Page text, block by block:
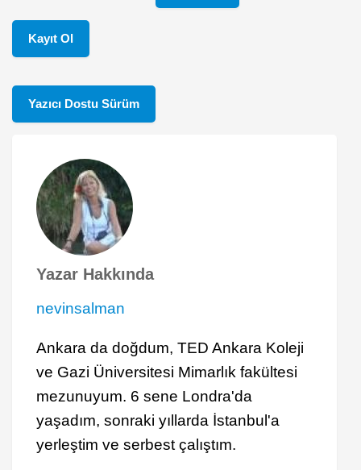
Kayıt Ol
Yazıcı Dostu Sürüm
Yazar Hakkında
nevinsalman
Ankara da doğdum, TED Ankara Koleji
ve Gazi Üniversitesi Mimarlık fakültesi
mezunuyum. 6 sene Londra'da
yaşadım, sonraki yıllarda İstanbul'a
yerleştim ve serbest çalıştım.